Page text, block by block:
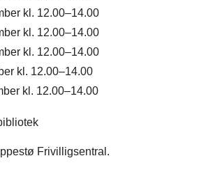
kl. 12.00–14.00
kl. 12.00–14.00
kl. 12.00–14.00
kl. 12.00–14.00
kl. 12.00–14.00
Frivilligsentral.